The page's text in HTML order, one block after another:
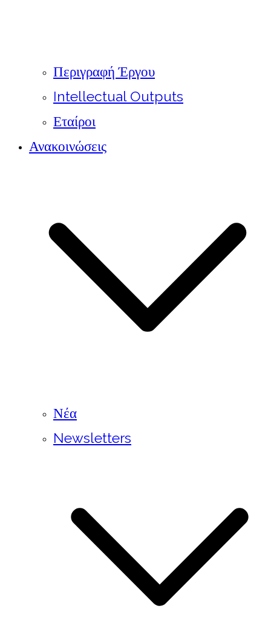
Περιγραφή Έργου
Intellectual Outputs
Εταίροι
Ανακοινώσεις
Νέα
Newsletters